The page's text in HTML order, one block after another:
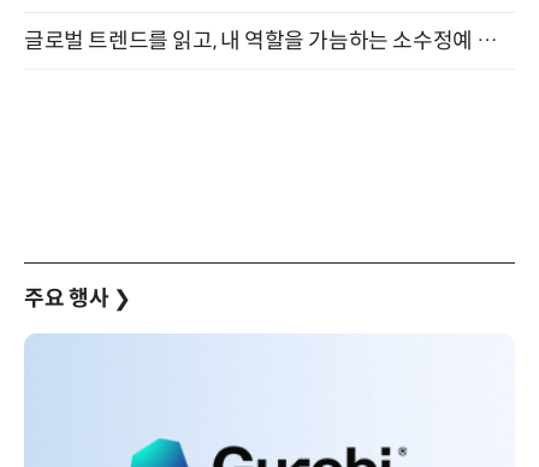
글로벌 트렌드를 읽고, 내 역할을 가늠하는 소수정예 실습 워크숍 (8/28)
주요 행사 ❯